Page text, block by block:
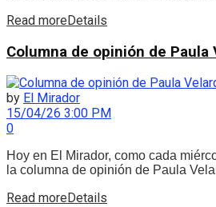
Read moreDetails
Columna de opinión de Paula
by El Mirador
15/04/26 3:00 PM
0
Hoy en El Mirador, como cada
la columna de opinión de Paula
Read more Details